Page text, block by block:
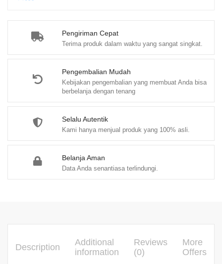
Pengiriman Cepat
Terima produk dalam waktu yang sangat singkat.
Pengembalian Mudah
Kebijakan pengembalian yang membuat Anda bisa
berbelanja dengan tenang
Selalu Autentik
Kami hanya menjual produk yang 100% asli.
Belanja Aman
Data Anda senantiasa terlindungi.
Description
Additional
information
Reviews
(0)
More
Offers